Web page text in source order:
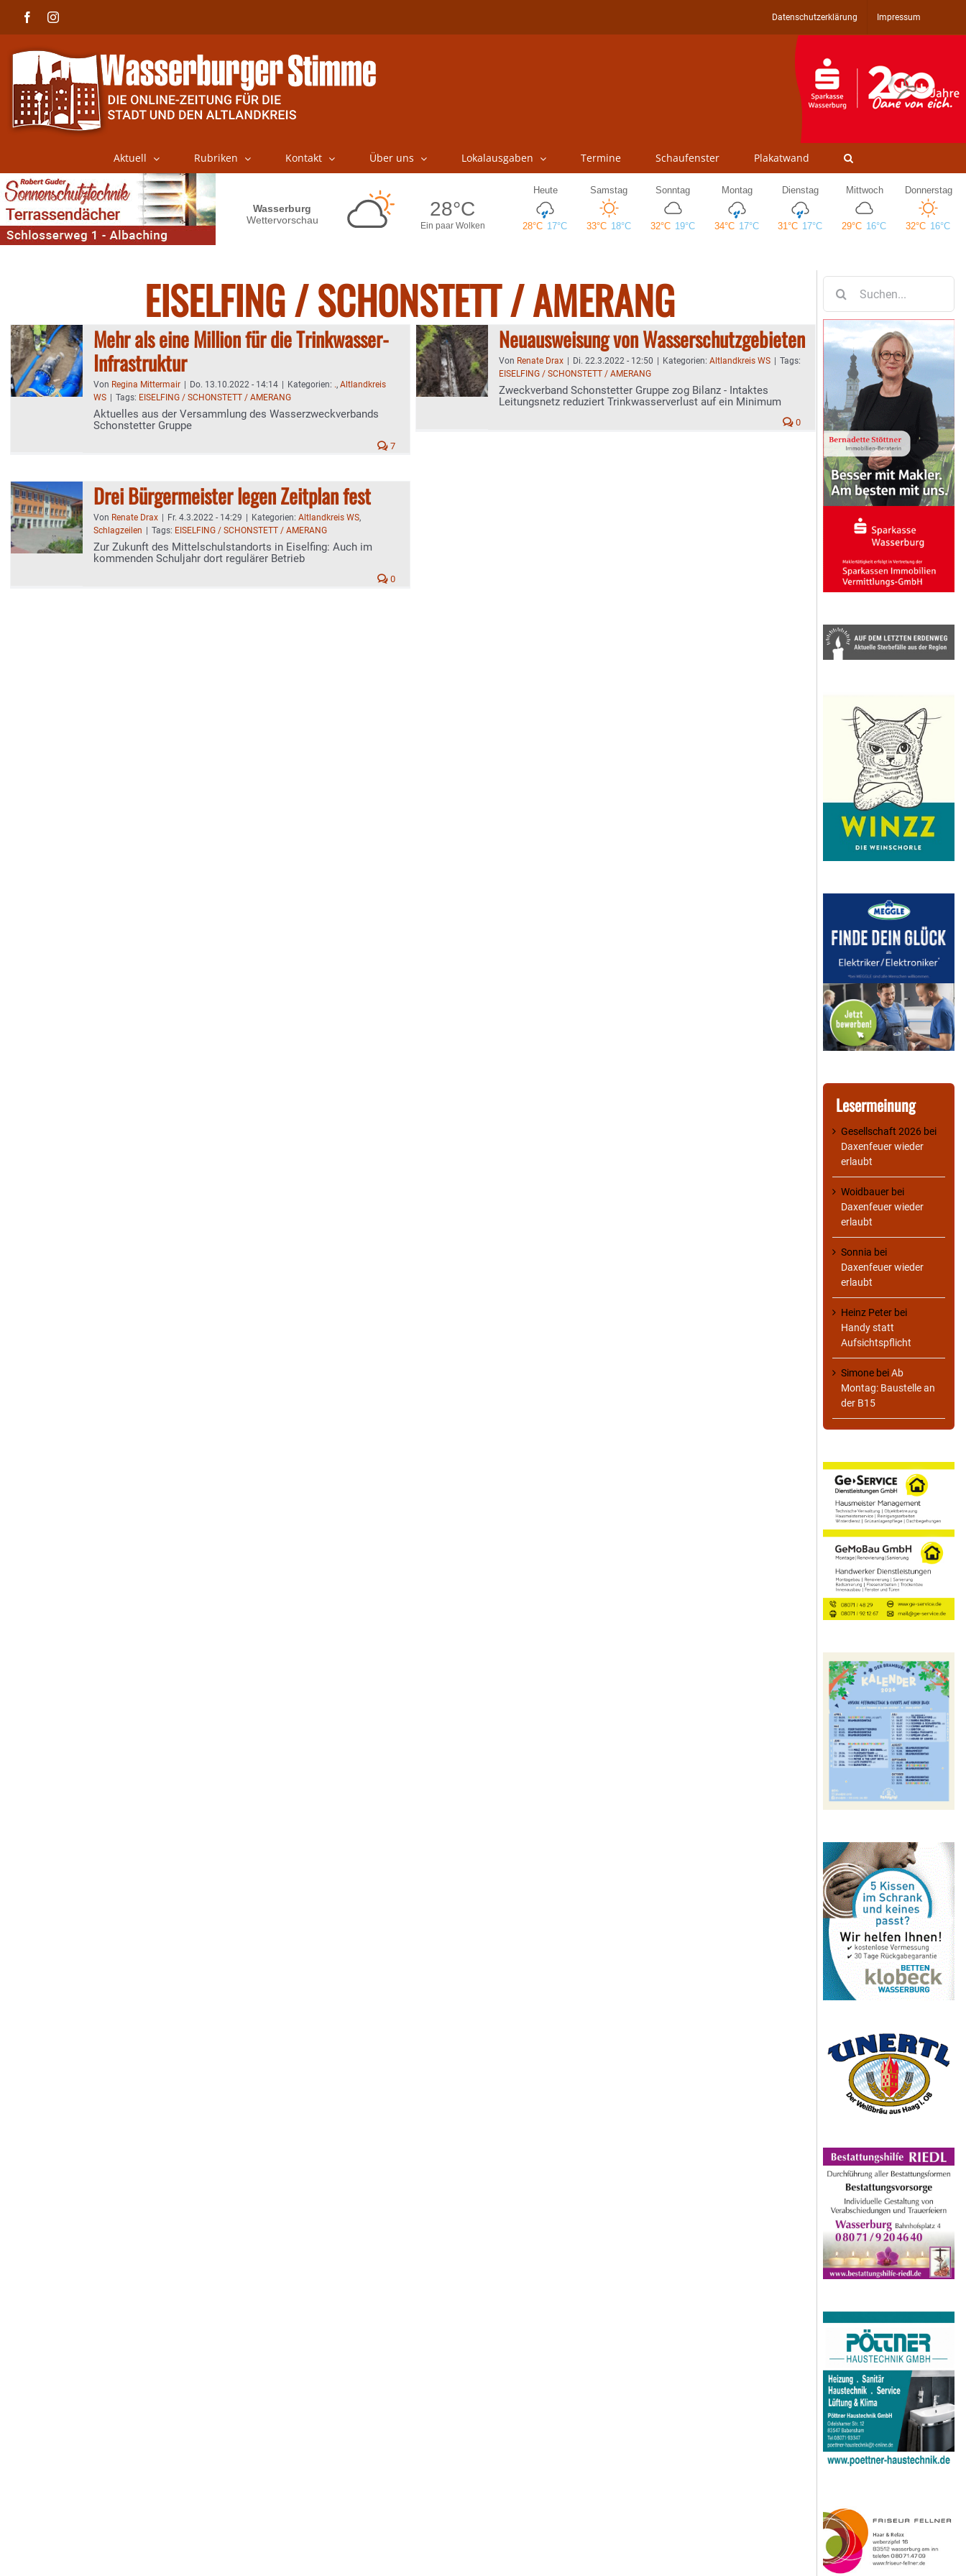
FacebookInstagram Datenschutzerklärung Impressum
Aktuell Rubriken Kontakt Über uns Lokalausgaben Termine Schaufenster Plakatwand
EISELFING / SCHONSTETT / AMERANG
Mehr als eine Million für die Trinkwasser-
Infrastruktur
Von Regina Mittermair Do. 13.10.2022 - 14:14 Kategorien: ., Altlandkreis
WS
Tags: EISELFING / SCHONSTETT / AMERANG
Aktuelles aus der Versammlung des Wasserzweckverbands
Schonstetter Gruppe
7
Neuausweisung von Wasserschutzgebieten
Von Renate Drax Di. 22.3.2022 - 12:50 Kategorien: Altlandkreis WS
Tags:
EISELFING / SCHONSTETT / AMERANG
Zweckverband Schonstetter Gruppe zog Bilanz - Intaktes
Leitungsnetz reduziert Trinkwasserverlust auf ein Minimum
0
Drei Bürgermeister legen Zeitplan fest
Von Renate Drax Fr. 4.3.2022 - 14:29 Kategorien: Altlandkreis WS,
Schlagzeilen
Tags: EISELFING / SCHONSTETT / AMERANG
Zur Zukunft des Mittelschulstandorts in Eiselfing: Auch im
kommenden Schuljahr dort regulärer Betrieb
0
nach:
Lesermeinung
Gesellschaft 2026 bei
Daxenfeuer wieder
erlaubt
Woidbauer bei
Daxenfeuer wieder
erlaubt
Sonnia bei
Daxenfeuer wieder
erlaubt
Heinz Peter bei
Handy statt
Aufsichtspflicht
Simone beiAb
Montag: Baustelle an
der B15